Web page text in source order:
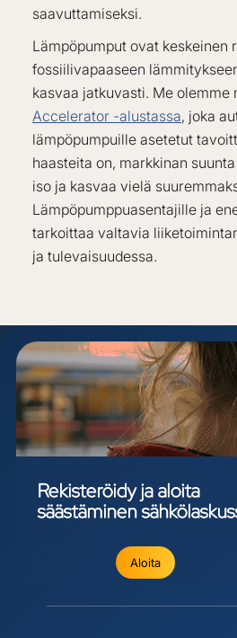
saavuttamiseksi.
Lämpöpumput ovat keskeinen
fossiilivapaaseen
kasvaa jatkuvasti. Me olemme
Accelerator -alustassa, joka
lämpöpumpuille asetetut
haasteita on, markkinan
iso ja kasvaa vielä
Lämpöpumppuasentajille ja
tarkoittaa valtavia
ja tulevaisuudessa.
Rekisteröidyjaaloita
säästäminen
Aloita